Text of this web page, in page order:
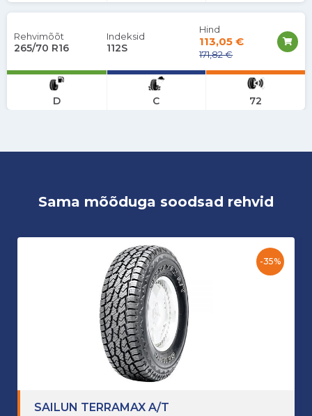
Rehvimõõt
265/70 R16
Indeksid
112S
D C 72
Hind
113,05 €
171,82 €
Sama mõõduga soodsad rehvid
-35%
SAILUN TERRAMAX A/T